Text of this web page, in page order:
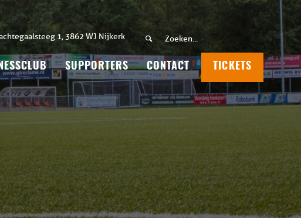
1, 3862 WJ Nijkerk
SUPPORTERS CONTACT TICKETS